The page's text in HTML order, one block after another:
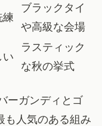
練
ブラックタイ
や高級な会場
い
ラスティック
な秋の挙式
ーガンディとゴ
も人気のある組み